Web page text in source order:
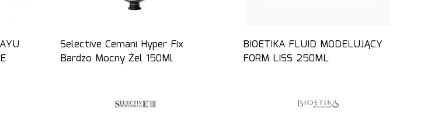
Selective Cemani Hyper Fix
Bardzo Mocny Żel 150Ml
BIOETIKA FLUID MODELUJĄCY
FORM LISS 250ML